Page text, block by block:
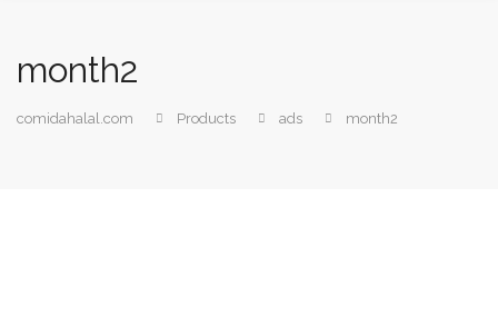
month2
comidahalal.com Products ads month2